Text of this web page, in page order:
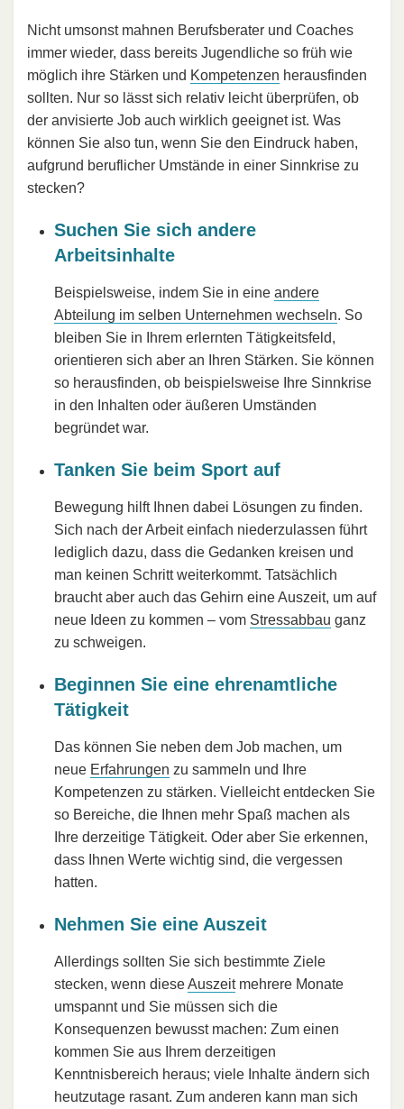
Nicht umsonst mahnen Berufsberater und Coaches
immer wieder, dass bereits Jugendliche so früh wie
möglich ihre Stärken und Kompetenzen herausfinden
sollten. Nur so lässt sich relativ leicht überprüfen, ob
der anvisierte Job auch wirklich geeignet ist. Was
können Sie also tun, wenn Sie den Eindruck haben,
aufgrund beruflicher Umstände in einer Sinnkrise zu
stecken?
Suchen Sie sich andere
Arbeitsinhalte
Beispielsweise, indem Sie in eine andere
Abteilung im selben Unternehmen wechseln. So
bleiben Sie in Ihrem erlernten Tätigkeitsfeld,
orientieren sich aber an Ihren Stärken. Sie können
so herausfinden, ob beispielsweise Ihre Sinnkrise
in den Inhalten oder äußeren Umständen
begründet war.
Tanken Sie beim Sport auf
Bewegung hilft Ihnen dabei Lösungen zu finden.
Sich nach der Arbeit einfach niederzulassen führt
lediglich dazu, dass die Gedanken kreisen und
man keinen Schritt weiterkommt. Tatsächlich
braucht aber auch das Gehirn eine Auszeit, um auf
neue Ideen zu kommen – vom Stressabbau ganz
zu schweigen.
Beginnen Sie eine ehrenamtliche
Tätigkeit
Das können Sie neben dem Job machen, um
neue Erfahrungen zu sammeln und Ihre
Kompetenzen zu stärken. Vielleicht entdecken Sie
so Bereiche, die Ihnen mehr Spaß machen als
Ihre derzeitige Tätigkeit. Oder aber Sie erkennen,
dass Ihnen Werte wichtig sind, die vergessen
hatten.
Nehmen Sie eine Auszeit
Allerdings sollten Sie sich bestimmte Ziele
stecken, wenn dieseAuszeitmehrere Monate
umspannt und Sie müssen sich die
Konsequenzen bewusst machen: Zum einen
kommen Sie aus Ihrem derzeitigen
Kenntnisbereich heraus; viele Inhalte ändern sich
heutzutage rasant. Zum anderen kann man sich